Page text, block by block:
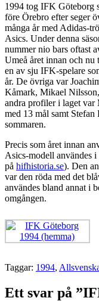
1994 tog IFK Göteborg
före Örebro efter seger
många år med Adidas-
Asics. Under denna
nummer nio bars oftast
Umeå året innan och
en av sju IFK-spelare
år. De övriga var
Kåmark, Mikael
andra profiler i laget var
med 13 mål samt Stefan
sommaren.
Precis som året innan
Asics-modell användes
på hifhistoria.se). Den
var den röda med det
användes bland annat i
omgången.
Taggar: 1994,
Ett svar på